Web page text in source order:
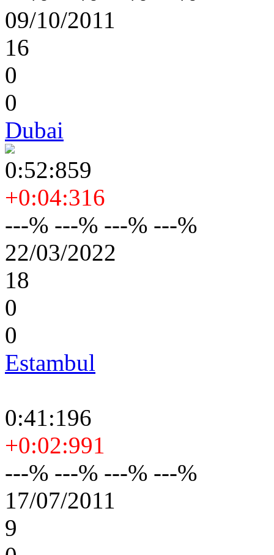
09/10/2011
16
0
0
Dubai
0:52:859
+0:04:316
---% ---% ---% ---%
22/03/2022
18
0
0
Estambul
0:41:196
+0:02:991
---% ---% ---% ---%
17/07/2011
9